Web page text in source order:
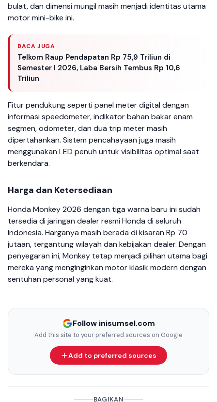
bulat, dan dimensi mungil masih menjadi identitas utama
motor mini-bike ini.
BACA JUGA
Telkom Raup Pendapatan Rp 75,9 Triliun di
Semester I 2026, Laba Bersih Tembus Rp 10,6
Triliun
Fitur pendukung seperti panel meter digital dengan
informasi speedometer, indikator bahan bakar enam
segmen, odometer, dan dua trip meter masih
dipertahankan. Sistem pencahayaan juga masih
menggunakan LED penuh untuk visibilitas optimal saat
berkendara.
Harga dan Ketersediaan
Honda Monkey 2026 dengan tiga warna baru ini sudah
tersedia di jaringan dealer resmi Honda di seluruh
Indonesia. Harganya masih berada di kisaran Rp 70
jutaan, tergantung wilayah dan kebijakan dealer. Dengan
penyegaran ini, Monkey tetap menjadi pilihan utama bagi
mereka yang menginginkan motor klasik modern dengan
sentuhan personal yang kuat.
Follow inisumsel.com
Add this site to your preferred sources on Google
Add to preferred sources
BAGIKAN